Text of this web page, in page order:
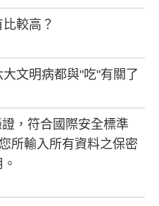
較高？
文明病都與"吃"有關了
，符合國際安全標準
所輸入所有資料之保密